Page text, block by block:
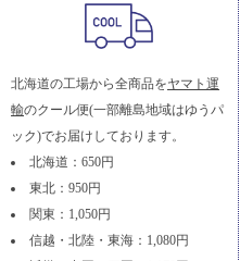
北海道の工場から全商品をヤマト運
輸のクール便(一部離島地域はゆうパ
ック)でお届けしております。
北海道：650円
東北：950円
関東：1,050円
信越・北陸・東海：1,080円